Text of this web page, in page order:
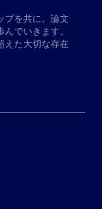
プを共に。論文
でいきます。
えた大切な存在